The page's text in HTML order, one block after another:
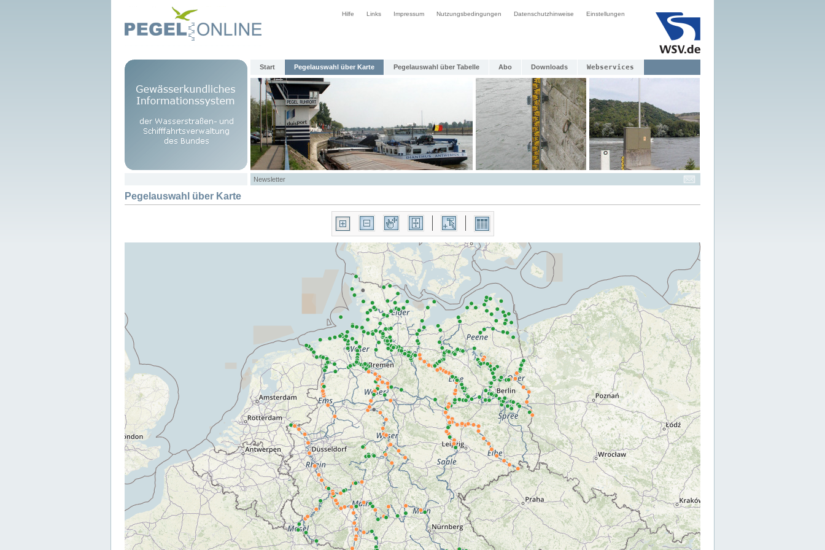
Hilfe Links Impressum Nutzungsbedingungen Datenschutzhinweise Einstellungen
Start Pegelauswahl über Karte Pegelauswahl über Tabelle Abo Downloads Webservices
Newsletter
Pegelauswahl über Karte